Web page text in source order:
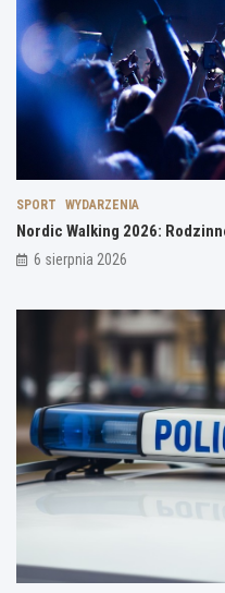
SPORT WYDARZENIA
Nordic Walking 2026:
6 sierpnia 2026